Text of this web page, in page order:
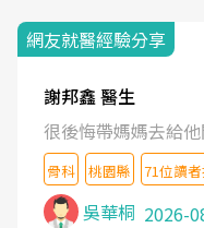
網友就醫經驗分享
謝邦鑫 醫生
很後悔帶媽媽去給
骨科 桃園縣 71位讀
吳華桐 2026-